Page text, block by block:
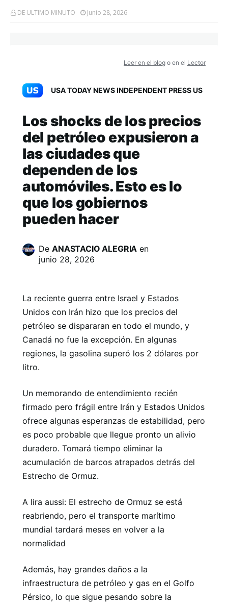
DE ULTIMO MINUTO Junio 28, 2026
Leer en el blog o en el Lector
USA TODAY NEWS INDEPENDENT PRESS US
Los shocks de los precios
del petróleo expusieron a
las ciudades que
dependen de los
automóviles. Esto es lo
que los gobiernos
pueden hacer
De ANASTACIO ALEGRIA en
junio 28, 2026
La reciente guerra entre Israel y Estados
Unidos con Irán hizo que los precios del
petróleo se dispararan en todo el mundo, y
Canadá no fue la excepción. En algunas
regiones, la gasolina superó los 2 dólares por
litro.
Un memorando de entendimiento recién
firmado pero frágil entre Irán y Estados Unidos
ofrece algunas esperanzas de estabilidad, pero
es poco probable que llegue pronto un alivio
duradero. Tomará tiempo eliminar la
acumulación de barcos atrapados detrás del
Estrecho de Ormuz.
A lira aussi: El estrecho de Ormuz se está
reabriendo, pero el transporte marítimo
mundial tardará meses en volver a la
normalidad
Además, hay grandes daños a la
infraestructura de petróleo y gas en el Golfo
Pérsico, lo que sigue pesando sobre la